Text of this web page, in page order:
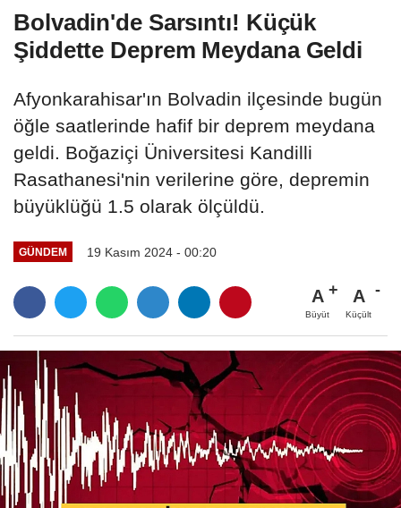
Bolvadin'de Sarsıntı! Küçük
Şiddette Deprem Meydana Geldi
Afyonkarahisar'ın Bolvadin ilçesinde bugün
öğle saatlerinde hafif bir deprem meydana
geldi. Boğaziçi Üniversitesi Kandilli
Rasathanesi'nin verilerine göre, depremin
büyüklüğü 1.5 olarak ölçüldü.
GÜNDEM 19 Kasım 2024 - 00:20
A
Büyüt
A
Küçült